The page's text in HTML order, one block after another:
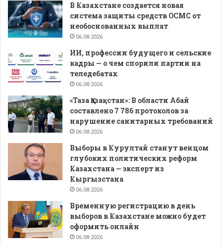
В Казахстане создается новая
система защиты средств ОСМС от
необоснованных выплат
06.08.2026
ИИ, профессии будущего и сельские
кадры — о чем спорили партии на
теледебатах
06.08.2026
«Таза Қазақстан»: В области Абай
составлено 7 786 протоколов за
нарушение санитарных требований
06.08.2026
Выборы в Курултай станут венцом
глубоких политических реформ
Казахстана — эксперт из
Кыргызстана
06.08.2026
Временную регистрацию в день
выборов в Казахстане можно будет
оформить онлайн
06.08.2026